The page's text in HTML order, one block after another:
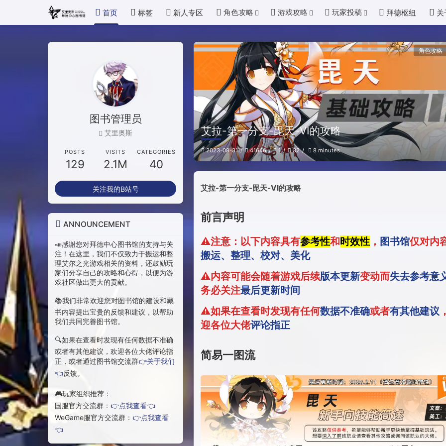
首页 标签 新人专区 角色攻略 游戏攻略 玩家投稿 拜德枢纽 关
角色攻略
艾拉-第一分支-毘天-VI的攻略
2023-08-31 41646 1 32 8 minutes
艾拉-第一分支-毘天-VI的攻略
前言声明
⚠️注意：以下内容具有参考性和时效性 ， 图书馆仅对内
搬运、整理、校对、美化
⚠️内容可能会随着游戏后续版本更新变动而失去参考意
务必关注最后更新时间
⚠️如果在查看时发现有任何数据不准确或者有其他建议
迎各位大佬评论指正
简易一图流
图书管理员
艾里奥斯
POSTS
129
VISITS
2.1M
CATEGORIES
40
关注我的B站号
ANNOUNCEMENT
📣感谢您对拜德中心图书馆的支持与关
注！在这里，我们不仅致力于搬运和整
理艾尔之光游戏相关的资料，还鼓励玩
家们分享自己的攻略和心得，以便为游
戏社区做出更大的贡献。
📚我们非常欢迎您对图书馆的建设和藏
书内容提出宝贵的反馈和建议，以帮助
我们共同完善图书馆。
🔍如果在查看时发现有任何数据不准确
或者有其他建议，欢迎各位大佬评论指
正，或者通过图书馆交流群👉关于我们
👈反馈。
🎮玩家组织推荐：
国服官方交流群： 👉点我查看👈
WeGame服官方交流群： 👉点我查看
👈